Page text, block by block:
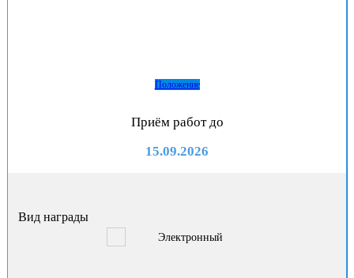
Положение
Приём работ до
15.09.2026
Вид награды
Электронный